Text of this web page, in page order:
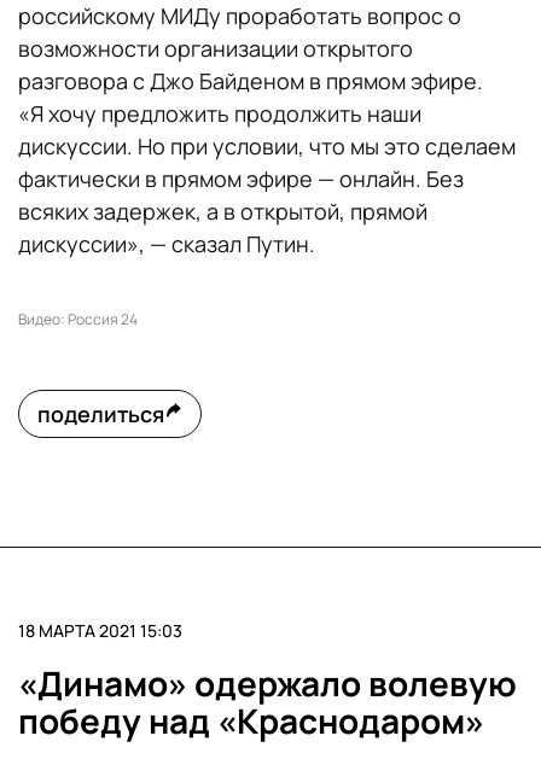
российскому МИДу проработать вопрос о
возможности организации открытого
разговора с Джо Байденом в прямом эфире.
«Я хочу предложить продолжить наши
дискуссии. Но при условии, что мы это сделаем
фактически в прямом эфире — онлайн. Без
всяких задержек, а в открытой, прямой
дискуссии», — сказал Путин.
Видео: Россия 24
поделиться
18 МАРТА 2021 15:03
«Динамо» одержало волевую
победу над «Краснодаром»